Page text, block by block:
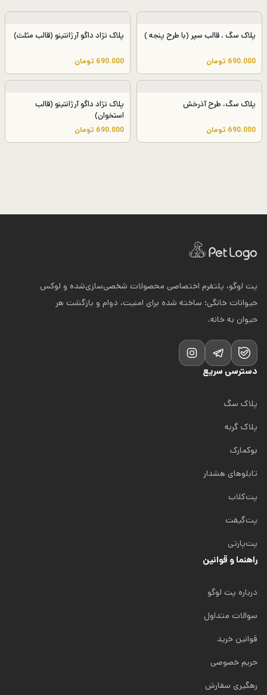
پلاک سگ ، قالب سپر (با طرح پنجه )
690.000 تومان
پلاک نژاد داگو آرژانتینو (قالب مثلث)
690.000 تومان
پلاک سگ، طرح آذرخش
690.000 تومان
پلاک نژاد داگو آرژانتینو (قالب
استخوان)
690.000 تومان
پت لوگو، پلتفرم اختصاصی محصولات شخصی‌سازی‌شده و لوکس
حیوانات خانگی؛ ساخته شده برای امنیت، دوام و بازگشت هر
حیوان به خانه.
دسترسی سریع
پلاک سگ
پلاک گربه
بوکمارک
تابلوهای هشدار
پت‌کلاب
پت‌گیفت
پت‌پارتی
راهنما و قوانین
درباره پت لوگو
سوالات متداول
قوانین خرید
حریم خصوصی
رهگیری سفارش